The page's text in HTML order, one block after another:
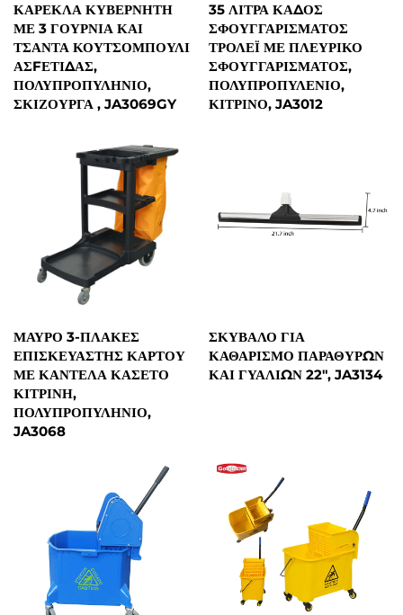
ΚΑΡΈΚΛΑ ΚΥΒΕΡΝΉΤΗ
ΜΕ 3 ΓΟΎΡΝΙΑ ΚΑΙ
ΤΣΆΝΤΑ ΚΟΥΤΣΟΜΠΟΎΛΙ
ΑΣFΈΤΙΔΑΣ,
ΠΟΛΥΠΡΟΠΥΛΗΝΙΟ,
ΣΚΙΖΟΎΡΓΑ , JA3069GY
35 ΛΊΤΡΑ ΚΆΔΟΣ
ΣΦΟΥΓΓΑΡΊΣΜΑΤΟΣ
ΤΡΌΛΕΪ ΜΕ ΠΛΕΥΡΙΚΌ
ΣΦΟΥΓΓΑΡΊΣΜΑΤΟΣ,
ΠΟΛΥΠΡΟΠΥΛΈΝΙΟ,
ΚΊΤΡΙΝΟ, JA3012
ΜΑΎΡΟ 3-ΠΛΆΚΕΣ
ΕΠΙΣΚΕΥΑΣΤΉΣ ΚΆΡΤΟΥ
ΜΕ ΚΑΝΤΈΛΑ ΚΑΣΈΤΟ
ΚΊΤΡΙΝΗ,
ΠΟΛΥΠΡΟΠΥΛΗΝΙΟ,
JA3068
ΣΚΎΒΑΛΟ ΓΙΑ
ΚΑΘΑΡΙΣΜΌ ΠΑΡΑΘΎΡΩΝ
ΚΑΙ ΓΥΑΛΙΏΝ 22", JA3134